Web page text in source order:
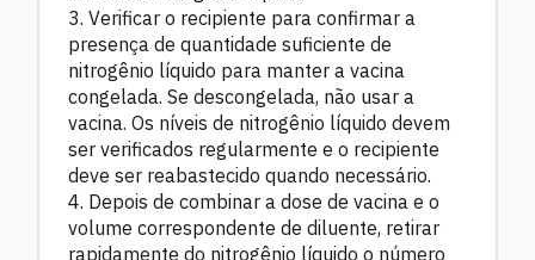
3. Verificar o recipiente para confirmar a
presença de quantidade suficiente de
nitrogênio líquido para manter a vacina
congelada. Se descongelada, não usar a
vacina. Os níveis de nitrogênio líquido devem
ser verificados regularmente e o recipiente
deve ser reabastecido quando necessário.
4. Depois de combinar a dose de vacina e o
volume correspondente de diluente, retirar
rapidamente do nitrogênio líquido o número